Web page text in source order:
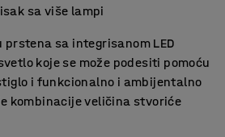
sa više lampi
prstena sa integrisanom LED
koje se može podesiti pomoću
i funkcionalno i ambijentalno
kombinacije veličina stvoriće